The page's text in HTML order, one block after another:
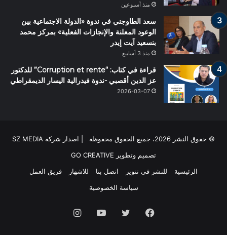
منذ أسبوعين
سعد الطاوجني في ندوة «الدولة الاجتماعية بين
الوعود المعلنة والإنجازات الفعلية» بمركز محمد
بنسعيد آيت إيدر
منذ 3 أسابيع
قراءة في كتاب: “Corruption et rente” للدكتور
عز الدين أقصبي -ندوة فيدرالية اليسار الديمقراطي
2026-03-07
© حقوق النشر 2026، جميع الحقوق محفوظة | اصدار شركة SZ MEDIA
تصميم وتطوير GO CREATIVE
الرئيسية
للنشر في تنوير اتصل بنا للاشهار
فريق العمل
سياسة الخصوصية
فيسبوك تويتر يوتيوب